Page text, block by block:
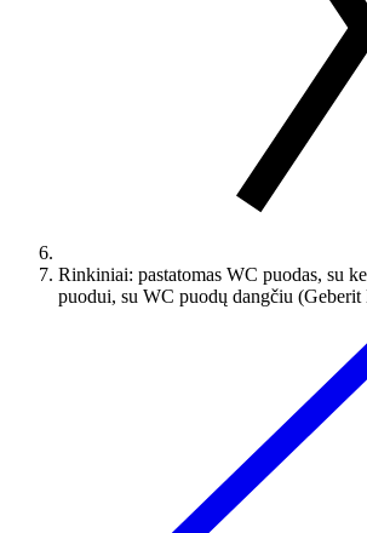
Rinkiniai: pastatomas WC puodas, su
puodui, su WC puodų dangčiu (Geberit